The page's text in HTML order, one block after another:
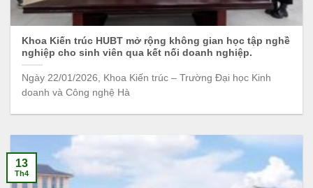
Khoa Kiến trúc HUBT mở rộng không gian học tập nghề
nghiệp cho sinh viên qua kết nối doanh nghiệp.
Ngày 22/01/2026, Khoa Kiến trúc – Trường Đại học Kinh
doanh và Công nghệ Hà
13
Th4